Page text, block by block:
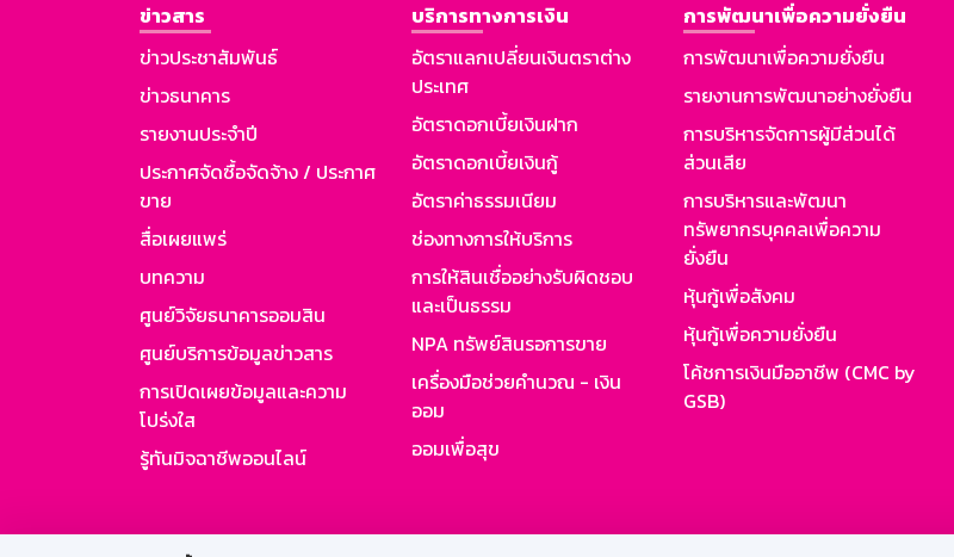
ข่าวสาร
ข่าวประชาสัมพันธ์
ข่าวธนาคาร
รายงานประจำปี
ประกาศจัดซื้อจัดจ้าง / ประกาศ
ขาย
สื่อเผยแพร่
บทความ
ศูนย์วิจัยธนาคารออมสิน
ศูนย์บริการข้อมูลข่าวสาร
การเปิดเผยข้อมูลและความ
โปร่งใส
รู้ทันมิจฉาชีพออนไลน์
บริการทางการเงิน
อัตราแลกเปลี่ยนเงินตราต่าง
ประเทศ
อัตราดอกเบี้ยเงินฝาก
อัตราดอกเบี้ยเงินกู้
อัตราค่าธรรมเนียม
ช่องทางการให้บริการ
การให้สินเชื่ออย่างรับผิดชอบ
และเป็นธรรม
NPA ทรัพย์สินรอการขาย
เครื่องมือช่วยคำนวณ - เงิน
ออม
ออมเพื่อสุข
การพัฒนาเพื่อความยั่งยืน
การพัฒนาเพื่อความยั่งยืน
รายงานการพัฒนาอย่างยั่งยืน
การบริหารจัดการผู้มีส่วนได้
ส่วนเสีย
การบริหารและพัฒนา
ทรัพยากรบุคคลเพื่อความ
ยั่งยืน
หุ้นกู้เพื่อสังคม
หุ้นกู้เพื่อความยั่งยืน
โค้ชการเงินมืออาชีพ (CMC by
GSB)